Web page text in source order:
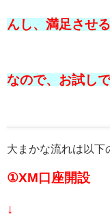
んし、満足させ
なので、お試し
大まかな流れは以下
①XM口座開設
↓